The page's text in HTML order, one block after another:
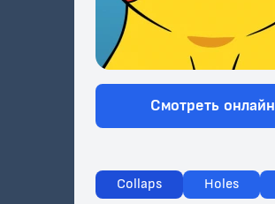
Смотреть онлайн
Collaps Holes